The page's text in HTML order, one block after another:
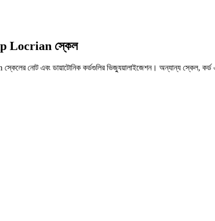
Locrian স্কেল
নোট এবং ডায়াটোনিক কর্ডগুলির ভিজ্যুয়ালাইজেশন। অন্যান্য স্কেল, কর্ড